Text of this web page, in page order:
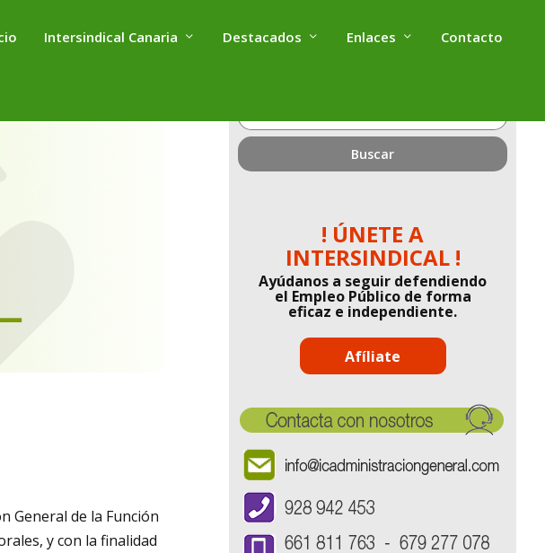
Intersindical Canaria Destacados Enlaces Contacto
General de la Función
y con la finalidad
estás
buscando?
! ÚNETE A
INTERSINDICAL !
Ayúdanos a seguir defendiendo
el Empleo Público de forma
eficaz e independiente.
Afíliate